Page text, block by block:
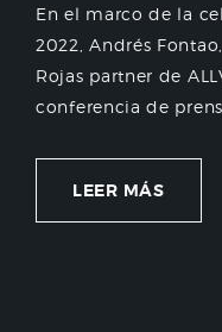
En el marco de la
2022, Andrés
Rojas partner de
conferencia de
LEER MÁS